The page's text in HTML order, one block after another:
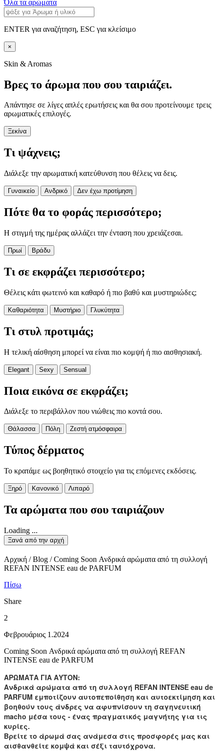
Όλα τα αρώματα
ENTER για αναζήτηση, ESC για κλείσιμο
×
Skin & Aromas
Βρες το άρωμα που σου ταιριάζει.
Απάντησε σε λίγες απλές ερωτήσεις και θα σου προτείνουμε τρεις
αρωματικές επιλογές.
Ξεκίνα
Τι ψάχνεις;
Διάλεξε την αρωματική κατεύθυνση που θέλεις να δεις.
Γυναικείο Ανδρικό Δεν έχω προτίμηση
Πότε θα το φοράς περισσότερο;
Η στιγμή της ημέρας αλλάζει την ένταση που χρειάζεσαι.
Πρωί Βράδυ
Τι σε εκφράζει περισσότερο;
Θέλεις κάτι φωτεινό και καθαρό ή πιο βαθύ και μυστηριώδες;
Καθαριότητα Μυστήριο Γλυκύτητα
Τι στυλ προτιμάς;
Η τελική αίσθηση μπορεί να είναι πιο κομψή ή πιο αισθησιακή.
Elegant Sexy Sensual
Ποια εικόνα σε εκφράζει;
Διάλεξε το περιβάλλον που νιώθεις πιο κοντά σου.
Θάλασσα Πόλη Ζεστή ατμόσφαιρα
Τύπος δέρματος
Το κρατάμε ως βοηθητικό στοιχείο για τις επόμενες εκδόσεις.
Ξηρό Κανονικό Λιπαρό
Τα αρώματα που σου ταιριάζουν
Loading ...
Ξανά από την αρχή
Αρχική / Blog / Coming Soon Ανδρικά αρώματα από τη συλλογή
REFAN INTENSE eau de PARFUM
Πίσω
Share
2
Φεβρουάριος 1.2024
Coming Soon Ανδρικά αρώματα από τη συλλογή REFAN
INTENSE eau de PARFUM
ΑΡΩΜΑΤΑ ΓΙΑ ΑΥΤΟΝ:
Ανδρικά αρώματα από τη συλλογή REFAN INTENSE eau de
PARFUM εμποτίζουν αυτοπεποίθηση και αυτοεκτίμηση και
βοηθούν τους άνδρες να αφυπνίσουν τη σαγηνευτική
macho μέσα τους - ένας πραγματικός μαγνήτης για τις
κυρίες.
Βρείτε το άρωμά σας ανάμεσα στις προσφορές μας και
αισθανθείτε κομψά και σέξι ταυτόχρονα.